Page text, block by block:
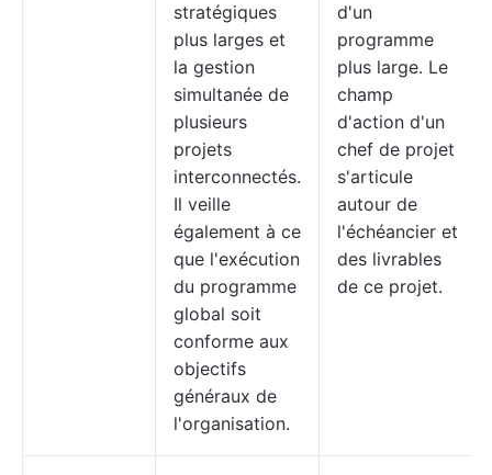
stratégiques
plus larges et
la gestion
simultanée de
plusieurs
projets
interconnectés.
Il veille
également à ce
que l'exécution
du programme
global soit
conforme aux
objectifs
généraux de
l'organisation.
d'un
programme
plus large. Le
champ
d'action d'un
chef de projet
s'articule
autour de
l'échéancier et
des livrables
de ce projet.